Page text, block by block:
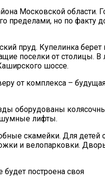
Московской области.
пределами, но по факту
пруд. Купелинка берет
поселки от столицы. В
шоссе.
от комплекса –
оборудованы
лифты.
скамейки. Для детей
и велопарковки.
построена своя